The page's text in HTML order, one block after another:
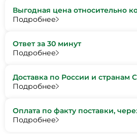
Выгодная цена относительно
Подробнее
Ответ за 30 минут
Подробнее
Доставка по России и странам
Подробнее
Оплата по факту поставки,
Подробнее